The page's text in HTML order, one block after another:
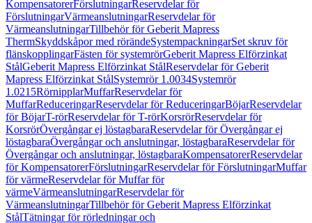
KompensatorerFörslutningarReservdelar för
FörslutningarVärmeanslutningarReservdelar för
VärmeanslutningarTillbehör för Geberit Mapress
ThermSkyddskåpor med rörändeSystempackningarSet skruv för
flänskopplingarFästen för systemrörGeberit Mapress Elförzinkat
StålGeberit Mapress Elförzinkat StålReservdelar för Geberit
Mapress Elförzinkat StålSystemrör 1.0034Systemrör
1.0215RörnipplarMuffarReservdelar för
MuffarReduceringarReservdelar för ReduceringarBöjarReservdelar
för BöjarT-rörReservdelar för T-rörKorsrörReservdelar för
KorsrörÖvergångar ej löstagbaraReservdelar för Övergångar ej
löstagbaraÖvergångar och anslutningar, löstagbaraReservdelar för
Övergångar och anslutningar, löstagbaraKompensatorerReservdelar
för KompensatorerFörslutningarReservdelar för FörslutningarMuffar
för värmeReservdelar för Muffar för
värmeVärmeanslutningarReservdelar för
VärmeanslutningarTillbehör för Geberit Mapress Elförzinkat
StålTätningar för rörledningar och